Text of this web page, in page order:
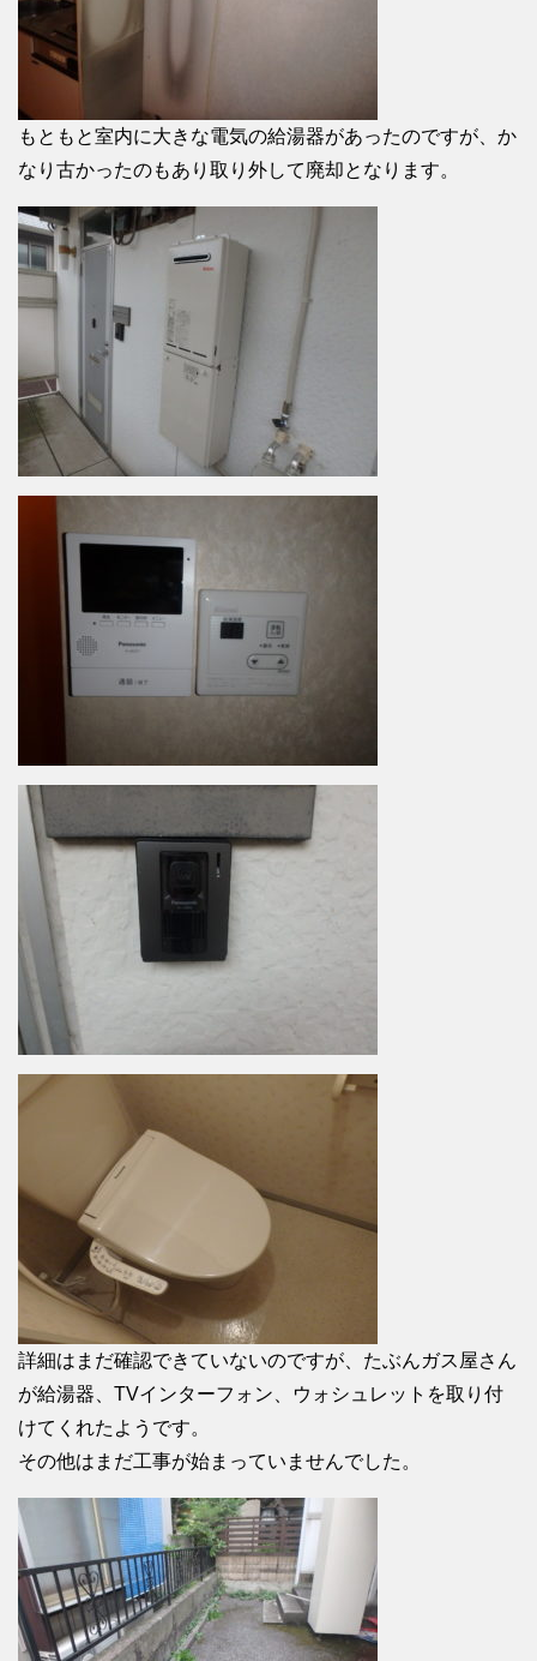
もともと室内に大きな電気の給湯器があったのですが、か
なり古かったのもあり取り外して廃却となります。
詳細はまだ確認できていないのですが、たぶんガス屋さん
が給湯器、TVインターフォン、ウォシュレットを取り付
けてくれたようです。
その他はまだ工事が始まっていませんでした。